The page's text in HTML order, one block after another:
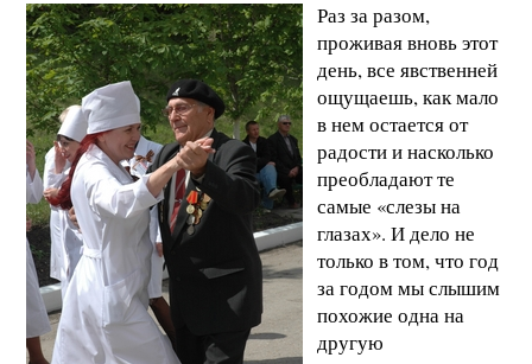
Раз за разом,
проживая вновь этот
день, все явственней
ощущаешь, как мало
в нем остается от
радости и насколько
преобладают те
самые «слезы на
глазах». И дело не
только в том, что год
за годом мы слышим
похожие одна на
другую